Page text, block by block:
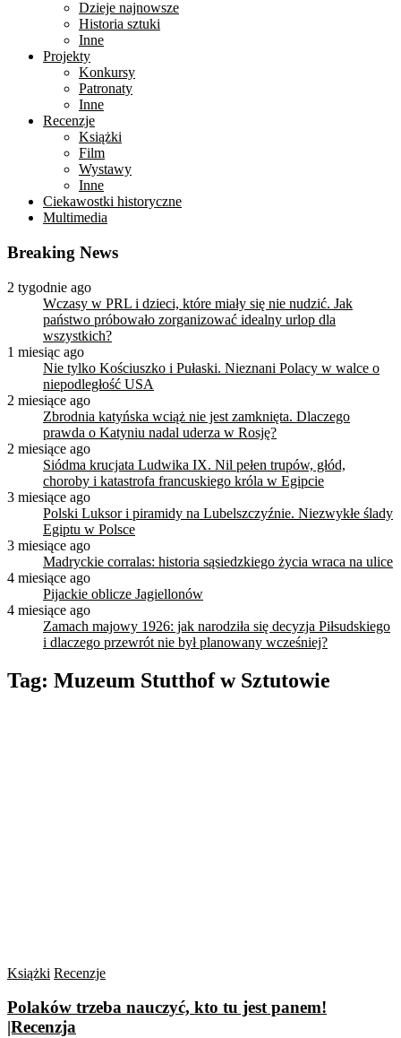
Dzieje najnowsze
Historia sztuki
Inne
Projekty
Konkursy
Patronaty
Inne
Recenzje
Książki
Film
Wystawy
Inne
Ciekawostki historyczne
Multimedia
Breaking News
2 tygodnie ago
Wczasy w PRL i dzieci, które miały się nie nudzić. Jak
państwo próbowało zorganizować idealny urlop dla
wszystkich?
1 miesiąc ago
Nie tylko Kościuszko i Pułaski. Nieznani Polacy w walce o
niepodległość USA
2 miesiące ago
Zbrodnia katyńska wciąż nie jest zamknięta. Dlaczego
prawda o Katyniu nadal uderza w Rosję?
2 miesiące ago
Siódma krucjata Ludwika IX. Nil pełen trupów, głód,
choroby i katastrofa francuskiego króla w Egipcie
3 miesiące ago
Polski Luksor i piramidy na Lubelszczyźnie. Niezwykłe ślady
Egiptu w Polsce
3 miesiące ago
Madryckie corralas: historia sąsiedzkiego życia wraca na ulice
4 miesiące ago
Pijackie oblicze Jagiellonów
4 miesiące ago
Zamach majowy 1926: jak narodziła się decyzja Piłsudskiego
i dlaczego przewrót nie był planowany wcześniej?
Tag: Muzeum Stutthof w Sztutowie
Książki Recenzje
Polaków trzeba nauczyć, kto tu jest panem!
|Recenzja